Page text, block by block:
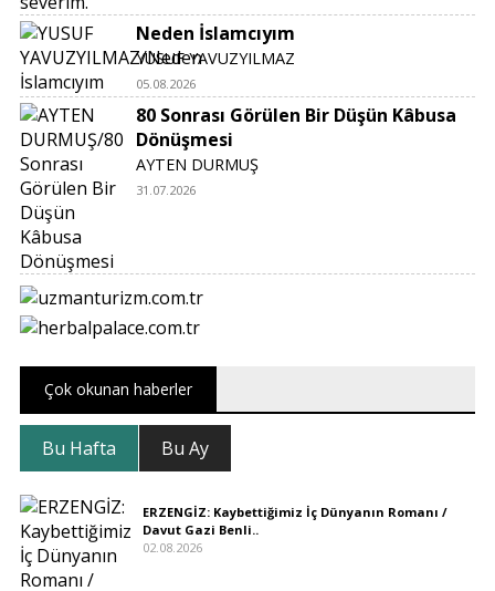
Neden İslamcıyım
YUSUF YAVUZYILMAZ
05.08.2026
80 Sonrası Görülen Bir Düşün Kâbusa
Dönüşmesi
AYTEN DURMUŞ
31.07.2026
Çok okunan haberler
Bu Hafta Bu Ay
ERZENGİZ: Kaybettiğimiz İç Dünyanın Romanı /
Davut Gazi Benli..
02.08.2026